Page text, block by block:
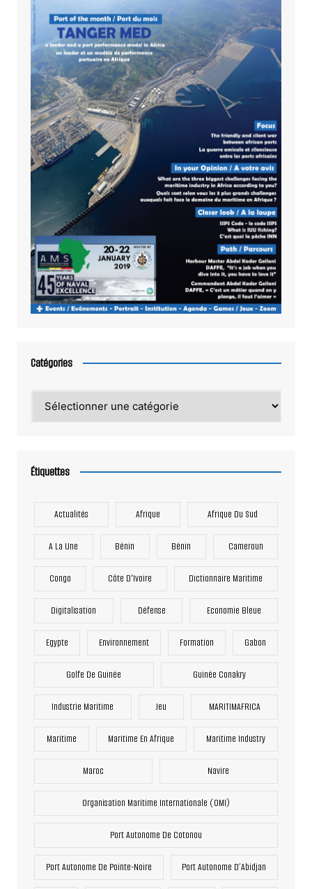
Catégories
Étiquettes
Actualités Afrique Afrique Du Sud
A La Une Bénin Bénin Cameroun
Congo Côte D'Ivoire Dictionnaire Maritime
Digitalisation Défense Economie Bleue
Egypte Environnement Formation Gabon
Golfe De Guinée Guinée Conakry
Industrie Maritime Jeu MARITIMAFRICA
Maritime Maritime En Afrique Maritime Industry
Maroc Navire
Organisation Maritime Internationale (OMI)
Port Autonome De Cotonou
Port Autonome De Pointe-Noire Port Autonome D’Abidjan